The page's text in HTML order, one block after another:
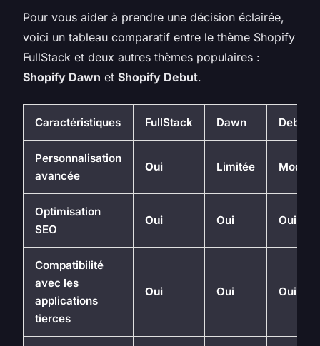
Pour vous aider à prendre une décision éclairée,
voici un tableau comparatif entre le thème Shopify
FullStack et deux autres thèmes populaires :
Shopify Dawn et Shopify Debut.
Caractéristiques FullStack Dawn Debut
Personnalisation
avancée
Oui Limitée
Optimisation
SEO
Oui Oui Oui
Compatibilité
avec les
applications
tierces
Oui Oui Oui